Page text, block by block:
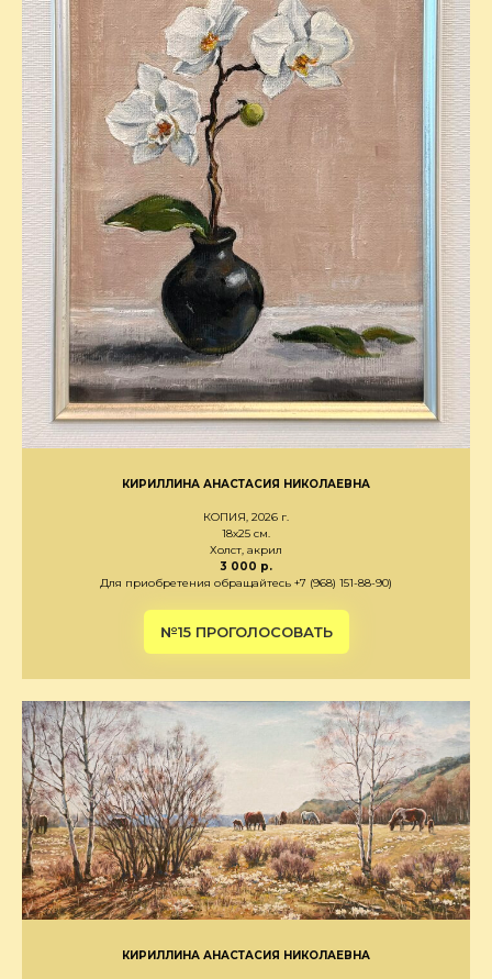
КИРИЛЛИНА АНАСТАСИЯ НИКОЛАЕВНА
КОПИЯ, 2026 г.
18х25 см.
Холст, акрил
3 000 р.
Для приобретения обращайтесь +7 (968) 151-88-90)
№15 ПРОГОЛОСОВАТЬ
КИРИЛЛИНА АНАСТАСИЯ НИКОЛАЕВНА